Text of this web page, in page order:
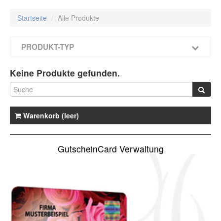
Startseite / Alle Produkte
PRODUKT-TYP
Keine Produkte gefunden.
Warenkorb (leer)
GutscheinCard Verwaltung